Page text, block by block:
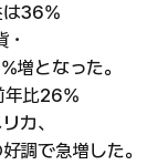
は36%
増となった。
年比26%
カ、
調で急増した。